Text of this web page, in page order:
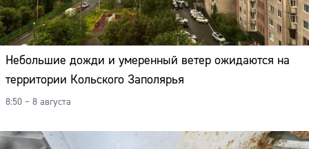
Небольшие дожди и умеренный ветер ожидаются на
территории Кольского Заполярья
8:50 – 8 августа